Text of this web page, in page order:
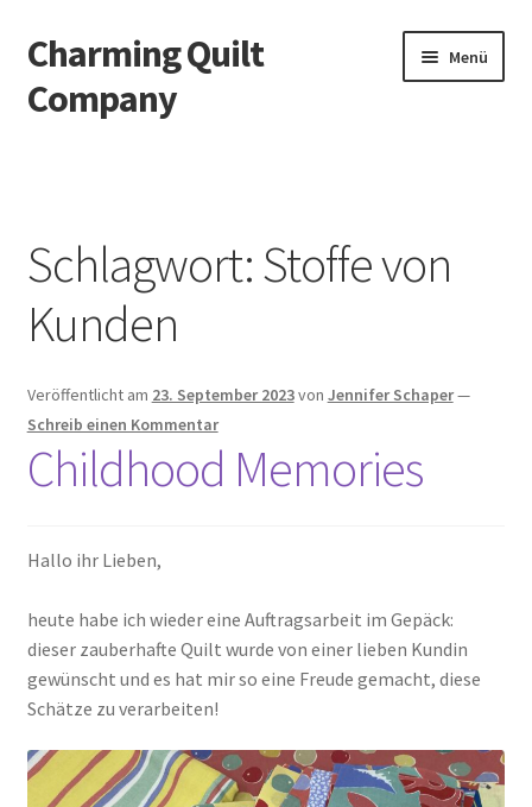
Zur
Navigation
springen
Zum
Inhalt
springen
Charming Quilt
Company
Menü
Blog
Datenschutzbelehrung
Datenschutzerklärung
Impressum
Mein Konto
Shop
Versandarten
Schlagwort:Stoffe von
Kunden
Veröffentlicht am 23. September 2023von Jennifer Schaper—
Schreib einen Kommentar
Childhood Memories
Hallo ihr Lieben,
heute habe ich wieder eine Auftragsarbeit im Gepäck:
dieser zauberhafte Quilt wurde von einer lieben Kundin
gewünscht und es hat mir so eine Freude gemacht, diese
Schätze zu verarbeiten!